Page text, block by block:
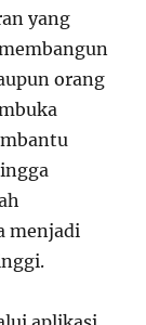
yang
orang
menjadi